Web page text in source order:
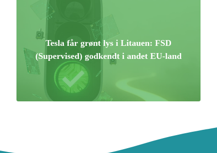
Tesla får grønt lys i Litauen: FSD
(Supervised) godkendt i andet EU-land